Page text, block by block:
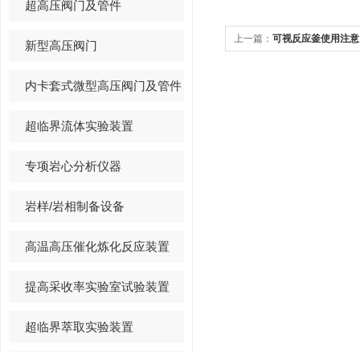
超高压阀门及管件
新型高压阀门
内卡套式微型高压阀门及管件
超临界流体实验装置
专项岩心分析仪器
岩样/岩相制备设备
高温高压催化炼化反应装置
提高采收率实验室试验装置
超临界萃取实验装置
上一篇： 可视反应釜使用注意